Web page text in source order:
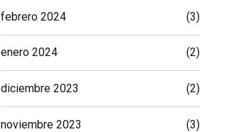
febrero 2024 (3)
enero 2024 (2)
diciembre 2023 (2)
noviembre 2023 (3)